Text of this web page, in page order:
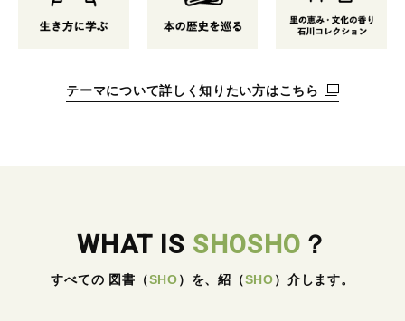
テーマについて詳しく知りたい方はこちら
WHAT IS SHOSHO ？
すべての 図書 （SHO） を、紹 （SHO） 介します。